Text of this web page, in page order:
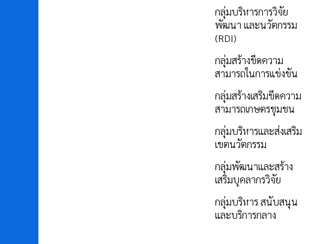
กลุ่มบริหารการวิจัย
พัฒนา และนวัตกรรม
(RDI)
กลุ่มสร้างขีดความ
สามารถในการแข่งขัน
กลุ่มสร้างเสริมขีดความ
สามารถเกษตรชุมชน
กลุ่มบริหารและส่งเสริม
เขตนวัตกรรม
กลุ่มพัฒนาและสร้าง
เสริมบุคลากรวิจัย
กลุ่มบริหาร สนับสนุน
และบริการกลาง